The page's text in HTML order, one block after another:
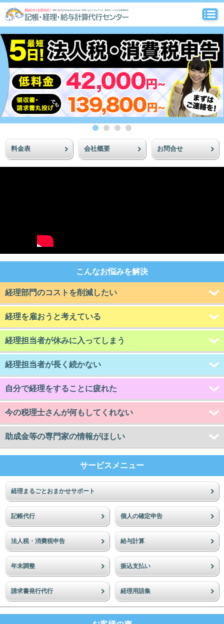
料金表 会社概要 お問合せ
こんなお悩みを解決
経理部門のコストを削減したい
経理を雇おうと考えている
経理担当者が休みに入ってしまう
経理担当者が長く続かない
自分で経理をすることに疲れた
今の税理士さんが何もしてくれない
助成金等の専門家の情報がほしい
サービスメニュー
経理まるごとおまかせサポート
記帳代行 個人の確定申告
法人税・消費税申告 給与計算
年末調整 振込支払い
請求書発行代行 経理用語集